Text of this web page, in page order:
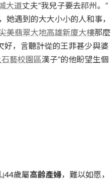
大道丈夫“我兒子要去祁州。”
遇到的大大小小的人和事，
美翡翠大地高雄新廈大樓那麼
好，言聽計從的王菲甚少與婆
藝校園區漢子”的他盼望生個
44歲屬高齡產婦，難以如愿，